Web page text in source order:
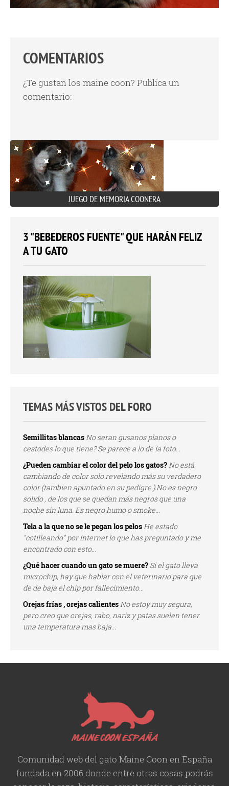
COMENTARIOS
¿Te gustan los maine coon? Publica un
comentario:
JUEGO DE MEMORIA COONERA
3 "BEBEDEROS FUENTE" QUE HARÁN FELIZ
A TU GATO
TEMAS MÁS VISTOS DEL FORO
Semillitas blancasNo seran gusanos planos o
cestodes lo que tiene? Se parece a lo de la foto...
¿Pueden cambiar el color del pelo los gatos?No está
cambiando de color solo revelando más su verdadero
color (tambien apuntado en su pedigre ).No es negro
solido , de los que se quedan más negros que una
noche sin luna. Es negro humo o smoke...
Tela a la que no se le pegan los pelosHe estado
"cotilleando" por internet lo que has preguntado y me
encontrado con esto...
¿Qué hacer cuando un gato se muere? Si el gato lleva
microchip, hay que hablar con el veterinario para que
de de baja el chip por fallecimiento...
Orejas frías , orejas calientesNo estoy muy segura,
pero creo que orejas, rabo, nariz y patas suelen tener
una temperatura mas baja...
Comunidad web del gato Maine Coon en España
fundada en 2006 donde entre otras cosas podrás